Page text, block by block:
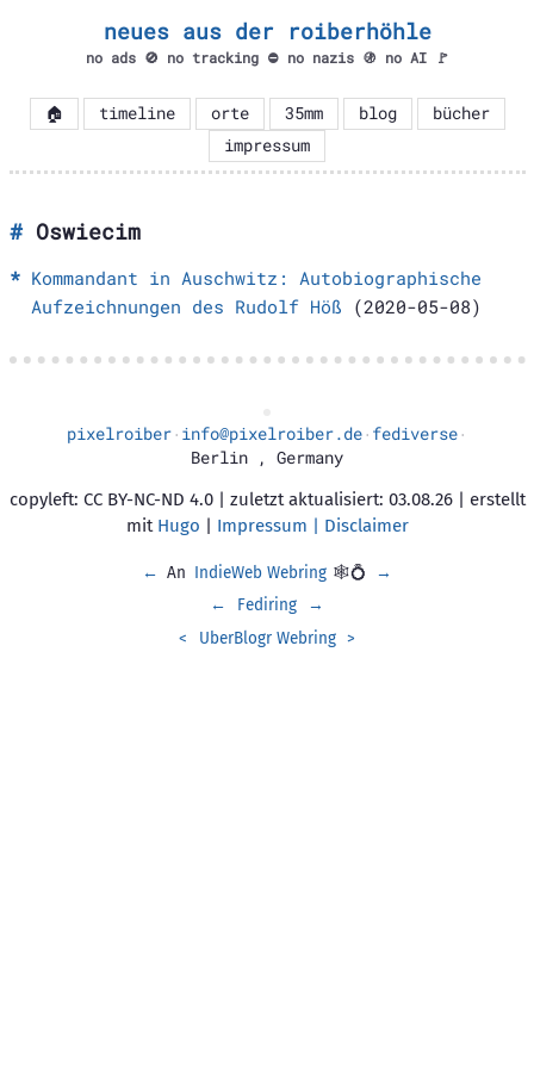
neues aus der roiberhöhle
no ads 🚫 no tracking ⛔ no nazis 🚯 no AI 🚩
🏠 timeline orte 35mm blog
bücher
impressum
Oswiecim
Kommandant in Auschwitz: Autobiographische
Aufzeichnungen des Rudolf Höß (2020-05-08)
pixelroiber· info@pixelroiber.de· fediverse·
Berlin , Germany
copyleft: CC BY-NC-ND 4.0 | zuletzt aktualisiert: 03.08.26 | erstellt
mit Hugo | Impressum | Disclaimer
← An IndieWeb Webring 🕸💍
→
←
Fediring
→
<
UberBlogr Webring >